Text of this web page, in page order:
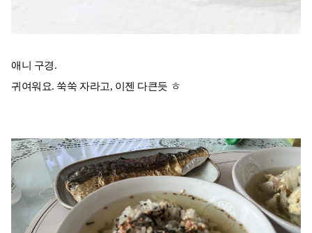
애니 구경.
귀여워요. 쑥쑥 자라고, 이젠 다큰듯 ㅎ